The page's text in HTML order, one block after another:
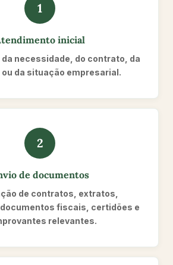
1
inicial
necessidade, do contrato, da
da situação empresarial.
2
de documentos
de contratos, extratos,
fiscais, certidões e
relevantes.